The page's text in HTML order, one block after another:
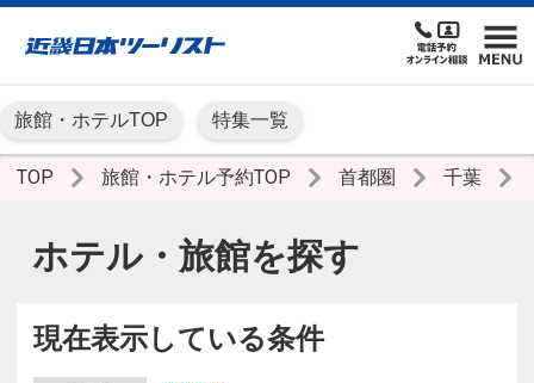
旅館・ホテルTOP 特集一覧
TOP 旅館・ホテル予約TOP 首都圏 千葉
ホテル・旅館を探す
現在表示している条件